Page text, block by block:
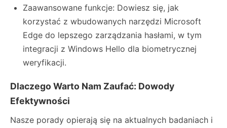
Zaawansowane funkcje: Dowiesz się, jak
korzystać z wbudowanych narzędzi Microsoft
Edge do lepszego zarządzania hasłami, w tym
integracji z Windows Hello dla biometrycznej
weryfikacji.
Dlaczego Warto Nam Zaufać: Dowody
Efektywności
Nasze porady opierają się na aktualnych badaniach i